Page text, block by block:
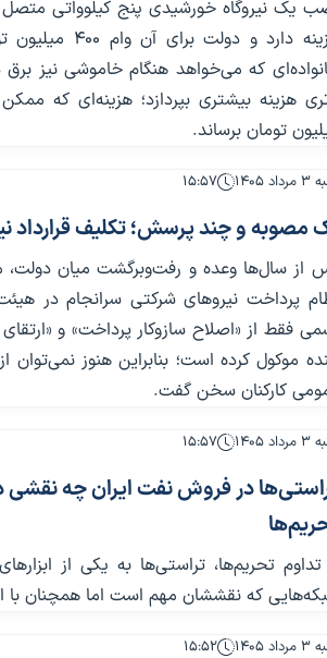
که می‌خواهد هنگام خاموشی نیز برق
تومان برساند.
۱۴۰۵ ۱۵:۵۷
مصوبه و چند پرسش؛ تکلیف
از سال‌ها وعده و رفت‌وبرگشت میان
پرداخت نیروهای شرکتی سرانجام در
فقط از «اصلاح سازوکار پرداخت» و
موکول کرده است؛ بنابراین هنوز
کارکنان سخن گفت.
۱۴۰۵ ۱۵:۵۷
در فروش نفت ایران چه نقشی
تداوم تحریم‌ها، تراستی‌ها به یکی از
که نقششان مهم است اما همچنان با
۱۴۰۵ ۱۵:۵۲